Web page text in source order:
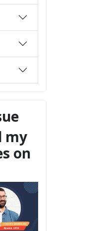
my
on